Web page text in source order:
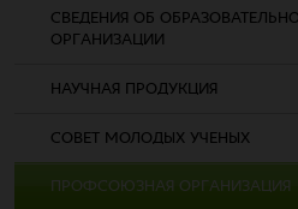
СВЕДЕНИЯ ОБ
ОРГАНИЗАЦИИ
НАУЧНАЯ ПРОДУКЦИЯ
СОВЕТ МОЛОДЫХ УЧЕНЫХ
ПРОФСОЮЗНАЯ ОРГАНИЗАЦИЯ